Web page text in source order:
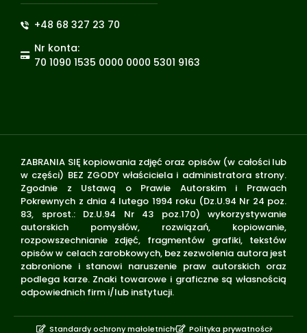
+48 68 327 23 70
Nr konta:
70 1090 1535 0000 0000 5301 9163
ZABRANIA SIĘ kopiowania zdjęć oraz opisów (w całości lub
w części) BEZ ZGODY właściciela i administratora strony.
Zgodnie z Ustawą o Prawie Autorskim i Prawach
Pokrewnych z dnia 4 lutego 1994 roku (Dz.U.94 Nr 24 poz.
83, sprost.: Dz.U.94 Nr 43 poz.170) wykorzystywanie
autorskich pomysłów, rozwiązań, kopiowanie,
rozpowszechnianie zdjęć, fragmentów grafiki, tekstów
opisów w celach zarobkowych, bez zezwolenia autora jest
zabronione i stanowi naruszenie praw autorskich oraz
podlega karze. Znaki towarowe i graficzne są własnością
odpowiednich firm i/lub instytucji.
Standardy ochrony małoletnich Polityka prywatności